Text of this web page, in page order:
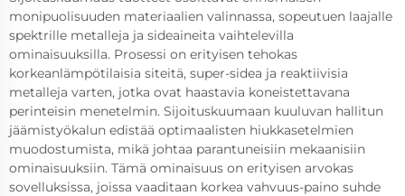
monipuolisuuden materiaalien valinnassa, sopeutuen laajalle
spektrille metalleja ja sideaineita vaihtelevilla
ominaisuuksilla. Prosessi on erityisen tehokas
korkeanlämpötilaisia siteitä, super-sidea ja reaktiivisia
metalleja varten, jotka ovat haastavia koneistettavana
perinteisin menetelmin. Sijoituskuumaan kuuluvan hallitun
jäämistyökalun edistää optimaalisten hiukkasetelmien
muodostumista, mikä johtaa parantuneisiin mekaanisiin
ominaisuuksiin. Tämä ominaisuus on erityisen arvokas
sovelluksissa, joissa vaaditaan korkea vahvuus-paino suhde